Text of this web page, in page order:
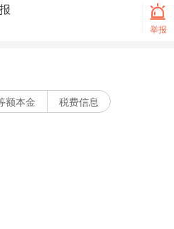
举报
额本金 税费信息